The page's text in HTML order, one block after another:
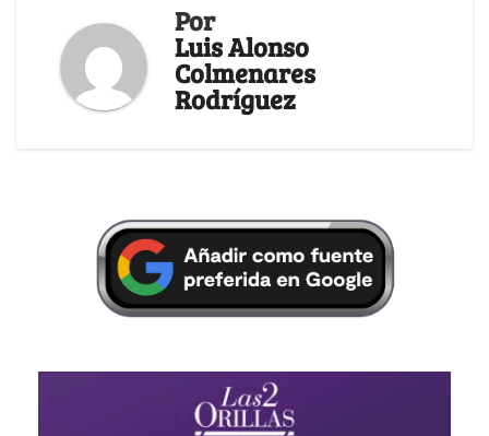
Por
Luis Alonso
Colmenares
Rodríguez